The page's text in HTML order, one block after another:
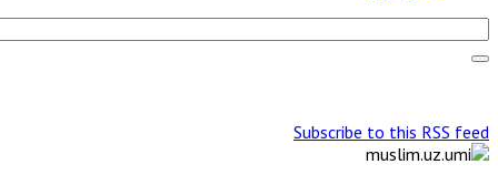
Subscribe to this RSS feed